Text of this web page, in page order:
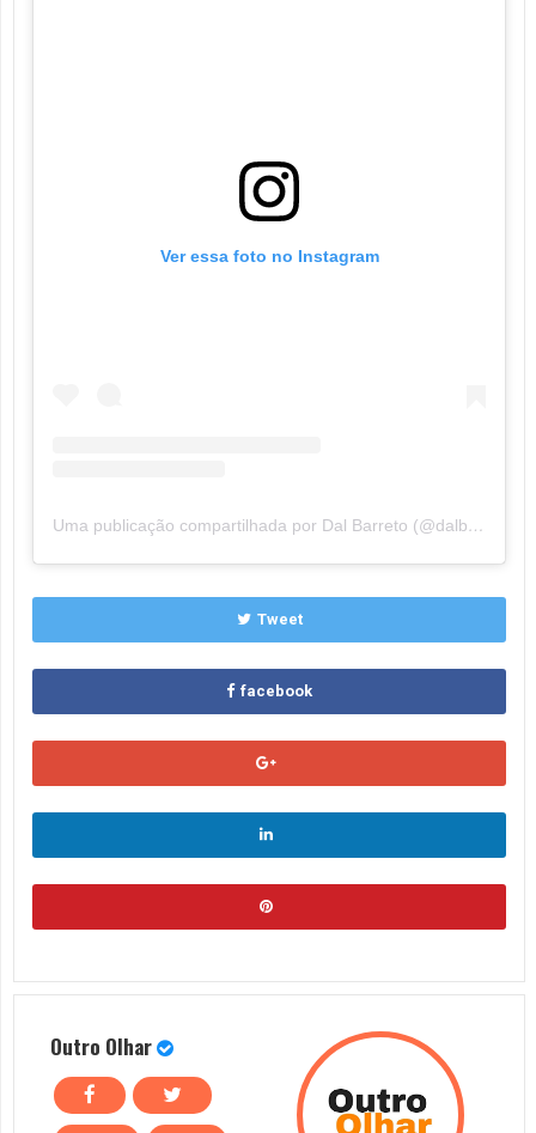
Ver essa foto no Instagram
Uma publicação compartilhada por Dal Barreto (@dalbarretodeputado)
Tweet
facebook
Outro Olhar